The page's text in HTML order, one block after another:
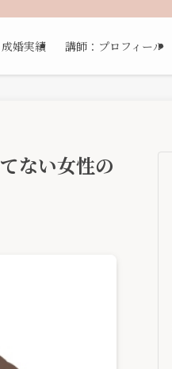
婚実績 講師：プロフィール
ない女性の